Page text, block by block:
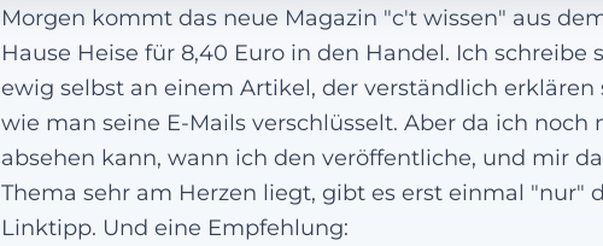
Morgen kommt das neue Magazin "c't wissen" aus
Hause Heise für 8,40 Euro in den Handel. Ich schreibe
ewig selbst an einem Artikel, der verständlich erklären
wie man seine E-Mails verschlüsselt. Aber da ich noch
absehen kann, wann ich den veröffentliche, und mir
Thema sehr am Herzen liegt, gibt es erst einmal "nur"
Linktipp. Und eine Empfehlung: